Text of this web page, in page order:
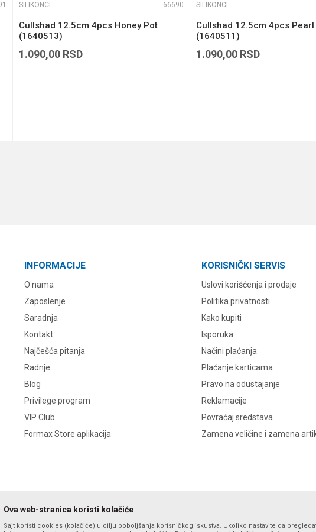
SILIKONCI 66690
Cullshad 12.5cm 4pcs Honey Pot
(1640513)
1.090,00 RSD
SILIKONCI
Cullshad 12.5cm 4pcs Pearl
(1640511)
1.090,00 RSD
INFORMACIJE
O nama
Zaposlenje
Saradnja
Kontakt
Najčešća pitanja
Radnje
Blog
Privilege program
VIP Club
Formax Store aplikacija
KORISNIČKI SERVIS
Uslovi korišćenja i prodaje
Politika privatnosti
Kako kupiti
Isporuka
Načini plaćanja
Plaćanje karticama
Pravo na odustajanje
Reklamacije
Povraćaj sredstava
Zamena veličine i zamena
Ova web-stranica koristi kolačiće
Sajt koristi cookies (kolačiće) u cilju poboljšanja korisničkog iskustva. Ukoliko nastavite da